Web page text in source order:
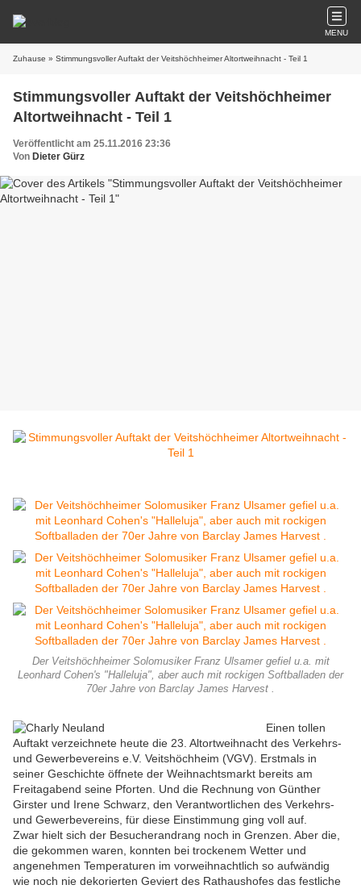
MENU
Zuhause » Stimmungsvoller Auftakt der Veitshöchheimer Altortweihnacht - Teil 1
Stimmungsvoller Auftakt der Veitshöchheimer
Altortweihnacht - Teil 1
Veröffentlicht am 25.11.2016 23:36
Von Dieter Gürz
Der Veitshöchheimer Solomusiker Franz Ulsamer gefiel u.a. mit
Leonhard Cohen's "Halleluja", aber auch mit rockigen Softballaden der
70er Jahre von Barclay James Harvest .
Einen tollen
Auftakt verzeichnete heute die 23. Altortweihnacht des Verkehrs-
und Gewerbevereins e.V. Veitshöchheim (VGV). Erstmals in
seiner Geschichte öffnete der Weihnachtsmarkt bereits am
Freitagabend seine Pforten. Und die Rechnung von Günther
Girster und Irene Schwarz, den Verantwortlichen des Verkehrs-
und Gewerbevereins, für diese Einstimmung ging voll auf.
Zwar hielt sich der Besucherandrang noch in Grenzen. Aber die,
die gekommen waren, konnten bei trockenem Wetter und
angenehmen Temperaturen im vorweihnachtlich so aufwändig
wie noch nie dekorierten Geviert des Rathaushofes das festliche